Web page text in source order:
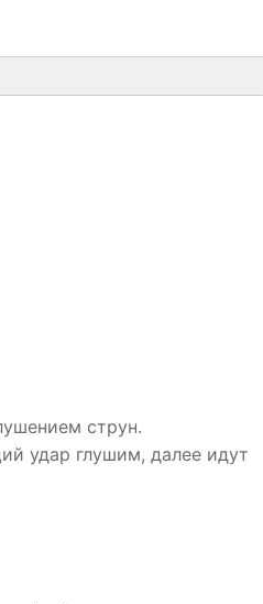
струн.
удар глушим, далее идут